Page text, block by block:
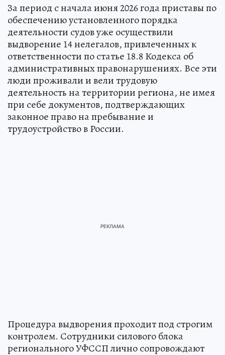
За период с начала июня 2026 года приставы по
обеспечению установленного порядка
деятельности судов уже осуществили
выдворение 14 нелегалов, привлеченных к
ответственности по статье 18.8 Кодекса об
административных правонарушениях. Все эти
люди проживали и вели трудовую
деятельность на территории региона, не имея
при себе документов, подтверждающих
законное право на пребывание и
трудоустройство в России.
Процедура выдворения проходит под строгим
контролем. Сотрудники силового блока
регионального УФССП лично сопровождают